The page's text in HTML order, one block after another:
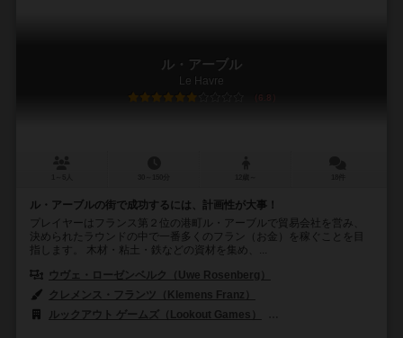
ル・アーブル
Le Havre
6.8
ル・アーブルの街で成功するには、計画性が大事！
プレイヤーはフランス第２位の港町ル・アーブルで貿易会社を営み、
決められたラウンドの中で一番多くのフラン（お金）を稼ぐことを目
指します。 木材・粘土・鉄などの資材を集め、...
ウヴェ・ローゼンベルク（Uwe Rosenberg）
クレメンス・フランツ（Klemens Franz）
ルックアウト ゲームズ（Lookout Games）